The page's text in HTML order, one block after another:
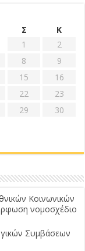
Σ
Κ
1
2
8
9
15
16
22
23
29
30
Κοινωνικών
νομοσχέδιο
Συμβάσεων